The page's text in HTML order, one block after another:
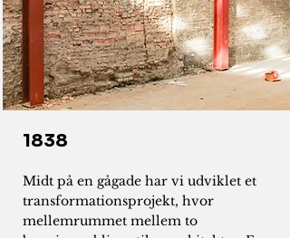
1838
Midt på en gågade har vi udviklet et
transformationsprojekt, hvor
mellemrummet mellem to